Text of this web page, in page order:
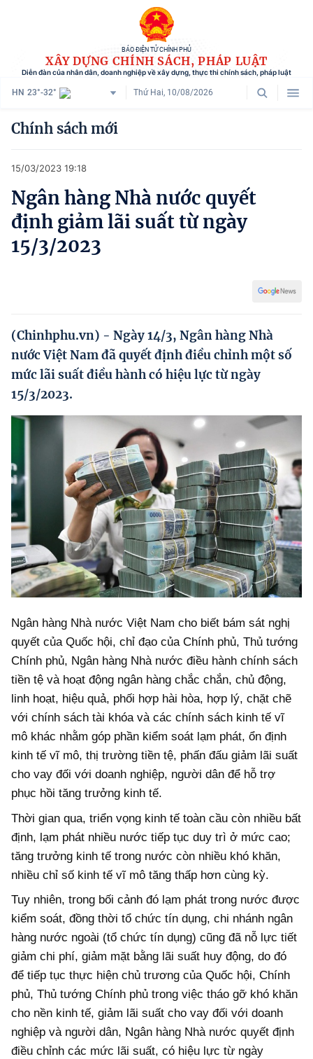
BÁO ĐIỆN TỬ CHÍNH PHỦ
XÂY DỰNG CHÍNH SÁCH, PHÁP LUẬT
Diễn đàn của nhân dân, doanh nghiệp về xây dựng, thực thi chính sách, pháp luật
HN 23°-32° Thứ Hai, 10/08/2026
Danh mục
Tham vấn chính sách
Người dân góp ý
Phát triển kinh tế tư nhân và doanh nghiệp dân tộc
Ocop và chuỗi giá trị Nông sản
Doanh nghiệp dân tộc
Khác
Video
Photo
Chính sách mới
15/03/2023 19:18
Ngân hàng Nhà nước quyết
định giảm lãi suất từ ngày
15/3/2023
(Chinhphu.vn) - Ngày 14/3, Ngân hàng Nhà
nước Việt Nam đã quyết định điều chỉnh một số
mức lãi suất điều hành có hiệu lực từ ngày
15/3/2023.
Ngân hàng Nhà nước Việt Nam cho biết bám sát nghị
quyết của Quốc hội, chỉ đạo của Chính phủ, Thủ tướng
Chính phủ, Ngân hàng Nhà nước điều hành chính sách
tiền tệ và hoạt động ngân hàng chắc chắn, chủ động,
linh hoạt, hiệu quả, phối hợp hài hòa, hợp lý, chặt chẽ
với chính sách tài khóa và các chính sách kinh tế vĩ
mô khác nhằm góp phần kiểm soát lạm phát, ổn định
kinh tế vĩ mô, thị trường tiền tệ, phấn đấu giảm lãi suất
cho vay đối với doanh nghiệp, người dân để hỗ trợ
phục hồi tăng trưởng kinh tế.
Thời gian qua, triển vọng kinh tế toàn cầu còn nhiều bất
định, lạm phát nhiều nước tiếp tục duy trì ở mức cao;
tăng trưởng kinh tế trong nước còn nhiều khó khăn,
nhiều chỉ số kinh tế vĩ mô tăng thấp hơn cùng kỳ.
Tuy nhiên, trong bối cảnh đó lạm phát trong nước được
kiểm soát, đồng thời tổ chức tín dụng, chi nhánh ngân
hàng nước ngoài (tổ chức tín dụng) cũng đã nỗ lực tiết
giảm chi phí, giảm mặt bằng lãi suất huy động, do đó
để tiếp tục thực hiện chủ trương của Quốc hội, Chính
phủ, Thủ tướng Chính phủ trong việc tháo gỡ khó khăn
cho nền kinh tế, giảm lãi suất cho vay đối với doanh
nghiệp và người dân, Ngân hàng Nhà nước quyết định
điều chỉnh các mức lãi suất, có hiệu lực từ ngày